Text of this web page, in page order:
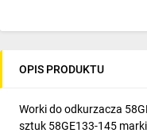
OPIS PRODUKTU
Worki do odkurzacza
sztuk 58GE133-145